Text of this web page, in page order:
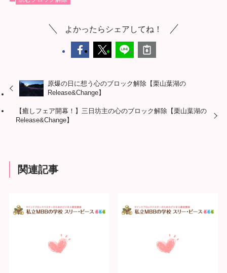
よかったらシェアしてね！
原爆の日に想う心のブロック解除【栗山葉湖の
Release&Change】
【癒しフェア開幕！】三日坊主の心のブロック解除【栗山葉湖の
Release&Change】
関連記事